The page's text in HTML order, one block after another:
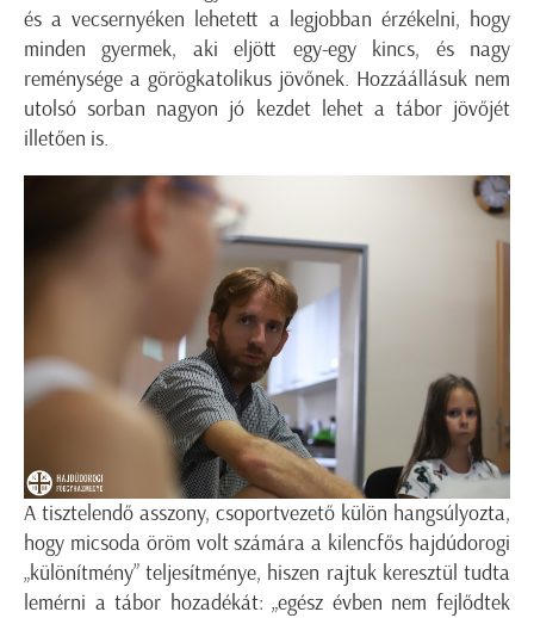
és a vecsernyéken lehetett a legjobban érzékelni, hogy
minden gyermek, aki eljött egy-egy kincs, és nagy
reménysége a görögkatolikus jövőnek. Hozzáállásuk nem
utolsó sorban nagyon jó kezdet lehet a tábor jövőjét
illetően is.
A tisztelendő asszony, csoportvezető külön hangsúlyozta,
hogy micsoda öröm volt számára a kilencfős hajdúdorogi
„különítmény” teljesítménye, hiszen rajtuk keresztül tudta
lemérni a tábor hozadékát: „egész évben nem fejlődtek